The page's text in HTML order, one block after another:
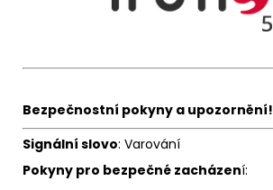
Bezpečnostní pokyny a upozornění!
Signální slovo: Varování
Pokyny pro bezpečné zacházení: